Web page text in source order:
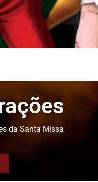
Terças e Sextas-
da Santa Missa